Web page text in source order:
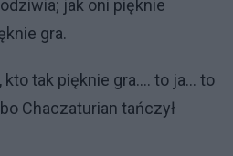
jak oni pięknie
gra.
tak pięknie gra.... to ja... to
Chaczaturian tańczył